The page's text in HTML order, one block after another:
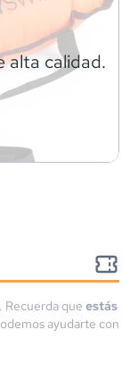
alta calidad.
Recuerda que estás
ayudarte con